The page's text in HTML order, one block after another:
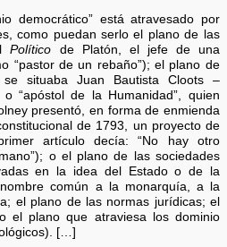
democrático” está atravesado por
como puedan serlo el plano de las
Político de Platón, el jefe de una
“pastor de un rebaño”); el plano de
situaba Juan Bautista Cloots –
“apóstol de la Humanidad”, quien
presentó, en forma de enmienda
de 1793, un proyecto de
artículo decía: “No hay otro
o el plano de las sociedades
en la idea del Estado o de la
común a la monarquía, a la
el plano de las normas jurídicas; el
el plano que atraviesa los dominio
[…]